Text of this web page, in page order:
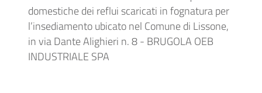
domestiche dei reflui scaricati in fognatura per
l’insediamento ubicato nel Comune di Lissone,
in via Dante Alighieri n. 8 - BRUGOLA OEB
INDUSTRIALE SPA